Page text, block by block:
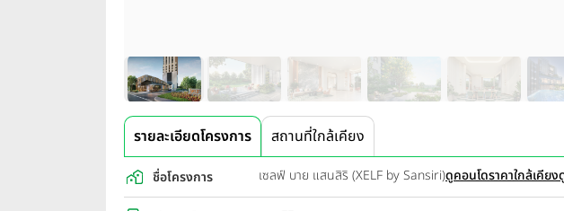
รายละเอียดโครงการ สถานที่ใกล้เคียง
ชื่อโครงการ เซลฟ์ บาย แสนสิริ (XELF by Sansiri)ดูคอนโดราคาใกล้เคียง